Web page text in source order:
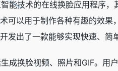
能技术的在线换脸应用程序，
可以用于制作各种有趣的效
发出了一款能够实现快速、简
成换脸视频、照片和GIF。用